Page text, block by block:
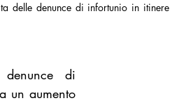
delle denunce di infortunio in
denunce di
un aumento